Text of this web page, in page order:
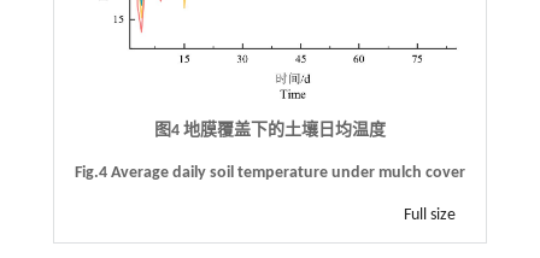
图4 地膜覆盖下的土壤日均温度
Fig.4 Average daily soil temperature under mulch cover
Full size